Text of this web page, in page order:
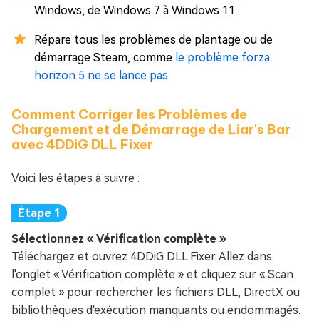
Windows, de Windows 7 à Windows 11.
Répare tous les problèmes de plantage ou de
démarrage Steam, comme le problème forza
horizon 5 ne se lance pas.
Comment Corriger les Problèmes de
Chargement et de Démarrage de Liar's Bar
avec 4DDiG DLL Fixer
Voici les étapes à suivre :
Sélectionnez « Vérification complète »
Téléchargez et ouvrez 4DDiG DLL Fixer. Allez dans
l'onglet « Vérification complète » et cliquez sur « Scan
complet » pour rechercher les fichiers DLL, DirectX ou
bibliothèques d'exécution manquants ou endommagés.